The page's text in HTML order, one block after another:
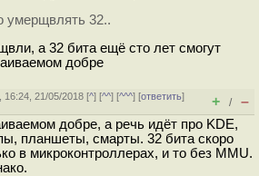
умерщвлять 32..
а 32 бита ещё сто лет смогут
добре
16:24, 21/05/2018 [^] [^^] [^^^] [ответить]
+ / –
добре, а речь идёт про KDE,
планшеты, смарты. 32 бита скоро
в микроконтроллерах, и то без MMU.